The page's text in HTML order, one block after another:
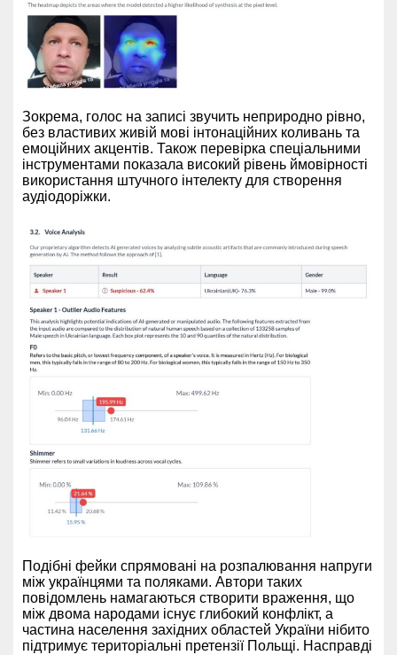
Зокрема, голос на записі звучить неприродно рівно,
без властивих живій мові інтонаційних коливань та
емоційних акцентів. Також перевірка спеціальними
інструментами показала високий рівень ймовірності
використання штучного інтелекту для створення
аудіодоріжки.
Подібні фейки спрямовані на розпалювання напруги
між українцями та поляками. Автори таких
повідомлень намагаються створити враження, що
між двома народами існує глибокий конфлікт, а
частина населення західних областей України нібито
підтримує територіальні претензії Польщі. Насправді